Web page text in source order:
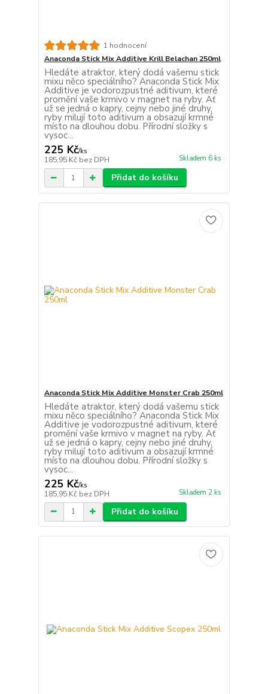
1 hodnocení
Anaconda Stick Mix Additive Krill Belachan 250ml
Hledáte atraktor, který dodá vašemu stick
mixu něco speciálního? Anaconda Stick Mix
Additive je vodorozpustné aditivum, které
promění vaše krmivo v magnet na ryby. Ať
už se jedná o kapry, cejny nebo jiné druhy,
ryby milují toto aditivum a obsazují krmné
místo na dlouhou dobu. Přírodní složky s
vysoc...
225 Kč/ks
185,95 Kč bez DPH Skladem 6 ks
Přidat do košíku
Anaconda Stick Mix Additive Monster Crab 250ml
Hledáte atraktor, který dodá vašemu stick
mixu něco speciálního? Anaconda Stick Mix
Additive je vodorozpustné aditivum, které
promění vaše krmivo v magnet na ryby. Ať
už se jedná o kapry, cejny nebo jiné druhy,
ryby milují toto aditivum a obsazují krmné
místo na dlouhou dobu. Přírodní složky s
vysoc...
225 Kč/ks
185,95 Kč bez DPH Skladem 2 ks
Přidat do košíku